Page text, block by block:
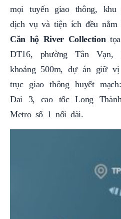
mọi tuyến giao thông, khu
dịch vụ và tiện ích đều nằm
Căn hộ River Collectiontọa
DT16, phường Tân
khoảng 500m, dự án giữ
trục giao thông huyết
Đai 3, cao tốc Long
Metro số 1 nối dài.